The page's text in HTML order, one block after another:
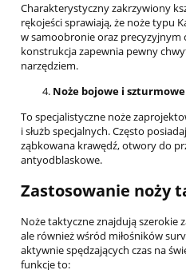
Charakterystyczny zakrzywiony
rękojeści sprawiają, że noże typu
w samoobronie oraz precyzyjnym
konstrukcja zapewnia pewny
narzędziem.
Noże bojowe i szturmowe
To specjalistyczne noże
i służb specjalnych. Często
ząbkowana krawędź, otwory do
antyodblaskowe.
Zastosowanie noży
Noże taktyczne znajdują szerokie
ale również wśród miłośników
aktywnie spędzających czas na
funkcje to: